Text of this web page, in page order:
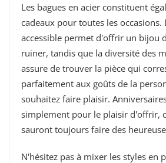
Les bagues en acier constituent
cadeaux pour toutes les occasions.
accessible permet d'offrir un bijou
ruiner, tandis que la diversité des
assure de trouver la pièce qui
parfaitement aux goûts de la
souhaitez faire plaisir.
simplement pour le plaisir d'offrir,
sauront toujours faire des
N'hésitez pas à mixer les styles en